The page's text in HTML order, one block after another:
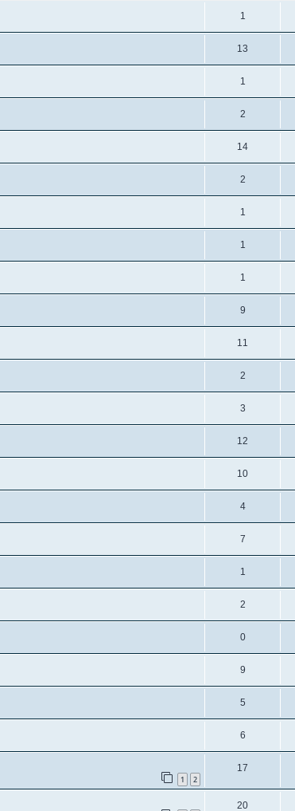
1
13
1
2
14
2
1
1
1
9
11
2
3
12
10
4
7
1
2
0
9
5
6
1 2
17
20